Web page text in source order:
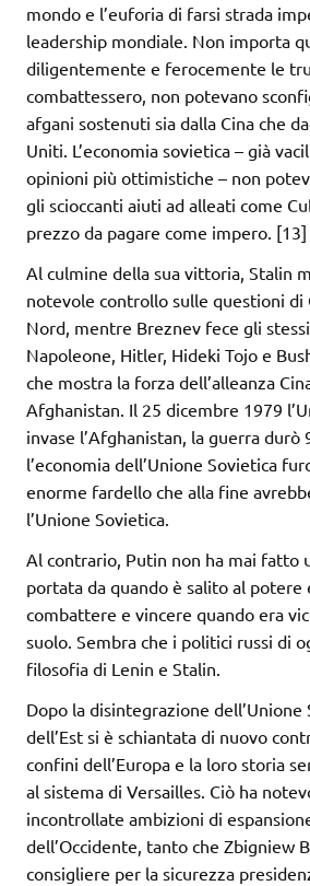
mondo e l’euforia di farsi strada
leadership mondiale. Non importa
diligentemente e ferocemente le
combattessero, non potevano
afgani sostenuti sia dalla Cina che
Uniti. L’economia sovietica – già
opinioni più ottimistiche – non
gli scioccanti aiuti ad alleati come
prezzo da pagare come impero. [13]
Al culmine della sua vittoria, Stalin
notevole controllo sulle questioni di
Nord, mentre Breznev fece gli
Napoleone, Hitler, Hideki Tojo e
che mostra la forza dell’alleanza
Afghanistan. Il 25 dicembre 1979
invase l’Afghanistan, la guerra durò
l’economia dell’Unione Sovietica
enorme fardello che alla fine
l’Unione Sovietica.
Al contrario, Putin non ha mai fatto
portata da quando è salito al potere
combattere e vincere quando era
suolo. Sembra che i politici russi di
filosofia di Lenin e Stalin.
Dopo la disintegrazione dell’Unione
dell’Est si è schiantata di nuovo
confini dell’Europa e la loro storia
al sistema di Versailles. Ciò ha
incontrollate ambizioni di
dell’Occidente, tanto che Zbigniew
consigliere per la sicurezza